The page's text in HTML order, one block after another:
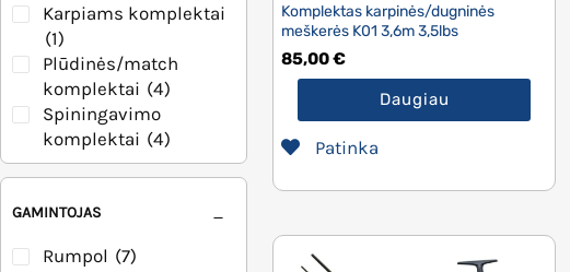
Karpiams komplektai
(1)
Plūdinės/match
komplektai (4)
Spiningavimo
komplektai (4)
GAMINTOJAS
Rumpol (7)
Komplektas karpinės/dugninės
meškerės K01 3,6m 3,5lbs
85,00€
Daugiau
Patinka